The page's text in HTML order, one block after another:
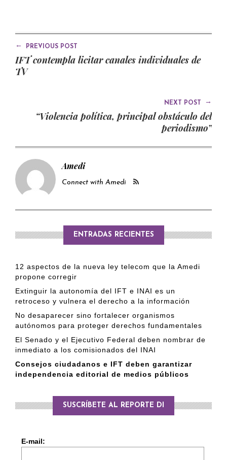
← PREVIOUS POST
IFT contempla licitar canales individuales de
TV
NEXT POST →
“Violencia política, principal obstáculo del
periodismo”
Amedi
Connect with Amedi
ENTRADAS RECIENTES
12 aspectos de la nueva ley telecom que la Amedi
propone corregir
Extinguir la autonomía del IFT e INAI es un
retroceso y vulnera el derecho a la información
No desaparecer sino fortalecer organismos
autónomos para proteger derechos fundamentales
El Senado y el Ejecutivo Federal deben nombrar de
inmediato a los comisionados del INAI
Consejos ciudadanos e IFT deben garantizar
independencia editorial de medios públicos
SUSCRÍBETE AL REPORTE DI
E-mail: